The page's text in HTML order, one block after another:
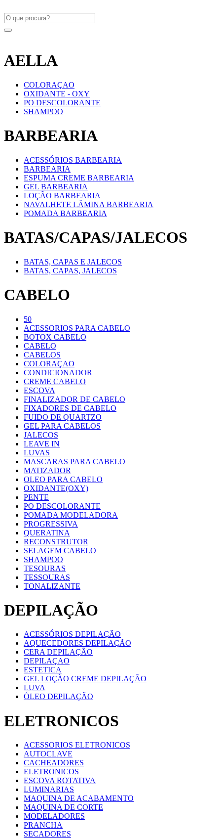
AELLA
COLORAÇAO
OXIDANTE - OXY
PO DESCOLORANTE
SHAMPOO
BARBEARIA
ACESSÓRIOS BARBEARIA
BARBEARIA
ESPUMA CREME BARBEARIA
GEL BARBEARIA
LOÇÃO BARBEARIA
NAVALHETE LÂMINA BARBEARIA
POMADA BARBEARIA
BATAS/CAPAS/JALECOS
BATAS, CAPAS E JALECOS
BATAS, CAPAS, JALECOS
CABELO
50
ACESSORIOS PARA CABELO
BOTOX CABELO
CABELO
CABELOS
COLORAÇAO
CONDICIONADOR
CREME CABELO
ESCOVA
FINALIZADOR DE CABELO
FIXADORES DE CABELO
FUIDO DE QUARTZO
GEL PARA CABELOS
JALECOS
LEAVE IN
LUVAS
MASCARAS PARA CABELO
MATIZADOR
OLEO PARA CABELO
OXIDANTE(OXY)
PENTE
PO DESCOLORANTE
POMADA MODELADORA
PROGRESSIVA
QUERATINA
RECONSTRUTOR
SELAGEM CABELO
SHAMPOO
TESOURAS
TESSOURAS
TONALIZANTE
DEPILAÇÃO
ACESSÓRIOS DEPILAÇÃO
AQUECEDORES DEPILAÇÃO
CERA DEPILAÇÃO
DEPILAÇAO
ESTETICA
GEL LOÇÃO CREME DEPILAÇÃO
LUVA
ÓLEO DEPILAÇÃO
ELETRONICOS
ACESSORIOS ELETRONICOS
AUTOCLAVE
CACHEADORES
ELETRONICOS
ESCOVA ROTATIVA
LUMINARIAS
MAQUINA DE ACABAMENTO
MAQUINA DE CORTE
MODELADORES
PRANCHA
SECADORES